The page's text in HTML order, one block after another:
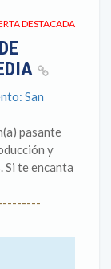
DESTACADA
San
pasante
y
Si te encanta